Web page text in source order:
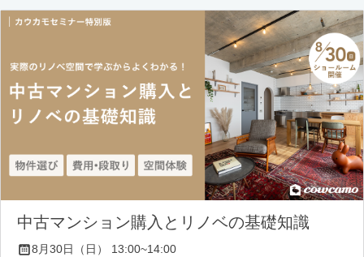
中古マンション購入とリノベの基礎知識
8月30日（日） 13:00~14:00